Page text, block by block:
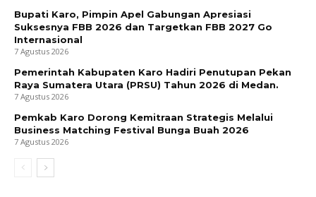
Bupati Karo, Pimpin Apel Gabungan Apresiasi
Suksesnya FBB 2026 dan Targetkan FBB 2027 Go
Internasional
7 Agustus 2026
Pemerintah Kabupaten Karo Hadiri Penutupan Pekan
Raya Sumatera Utara (PRSU) Tahun 2026 di Medan.
7 Agustus 2026
Pemkab Karo Dorong Kemitraan Strategis Melalui
Business Matching Festival Bunga Buah 2026
7 Agustus 2026